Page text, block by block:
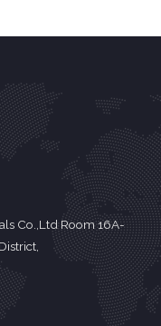
Co.,Ltd Room 16A-